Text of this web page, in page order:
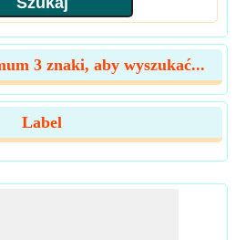
3 znaki, aby wyszukać...
Label